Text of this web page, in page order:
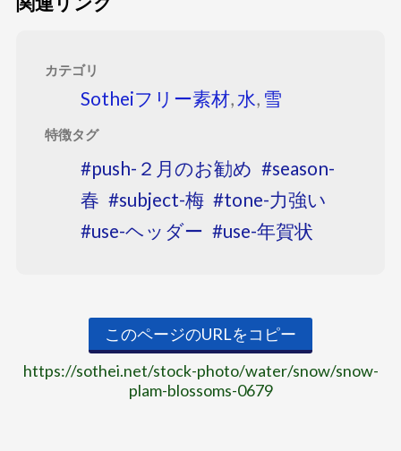
カテゴリ
Sotheiフリー素材, 水, 雪
特徴タグ
push-２月のお勧め
season-
春
subject-梅
tone-力強い
use-ヘッダー
use-年賀状
このページのURLをコピー
https://sothei.net/stock-photo/water/snow/snow-
plam-blossoms-0679